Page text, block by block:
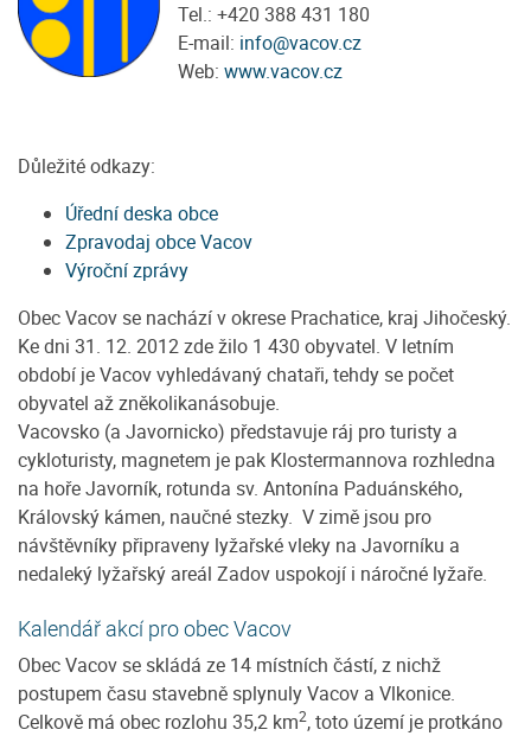
Tel.: +420 388 431 180
E-mail: info@vacov.cz
Web: www.vacov.cz
Důležité odkazy:
Úřední deska obce
Zpravodaj obce Vacov
Výroční zprávy
Obec Vacov se nachází v okrese Prachatice, kraj Jihočeský.
Ke dni 31. 12. 2012 zde žilo 1 430 obyvatel. V letním
období je Vacov vyhledávaný chataři, tehdy se počet
obyvatel až zněkolikanásobuje.
Vacovsko (a Javornicko) představuje ráj pro turisty a
cykloturisty, magnetem je pak Klostermannova rozhledna
na hoře Javorník, rotunda sv. Antonína Paduánského,
Královský kámen, naučné stezky. V zimě jsou pro
návštěvníky připraveny lyžařské vleky na Javorníku a
nedaleký lyžařský areál Zadov uspokojí i náročné lyžaře.
Kalendář akcí pro obec Vacov
Obec Vacov se skládá ze 14 místních částí, z nichž
postupem času stavebně splynuly Vacov a Vlkonice.
Celkově má obec rozlohu 35,2 km2, toto území je protkáno